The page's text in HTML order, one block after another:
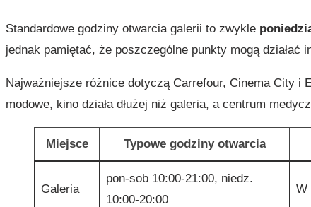
Standardowe godziny otwarcia galerii to zwykle
jednak pamiętać, że poszczególne punkty mogą działać
Najważniejsze różnice dotyczą Carrefour, Cinema City
modowe, kino działa dłużej niż galeria, a centrum
Miejsce Typowe godziny otwarcia
Galeria
pon-sob 10:00-21:00, niedz.
10:00-20:00
W